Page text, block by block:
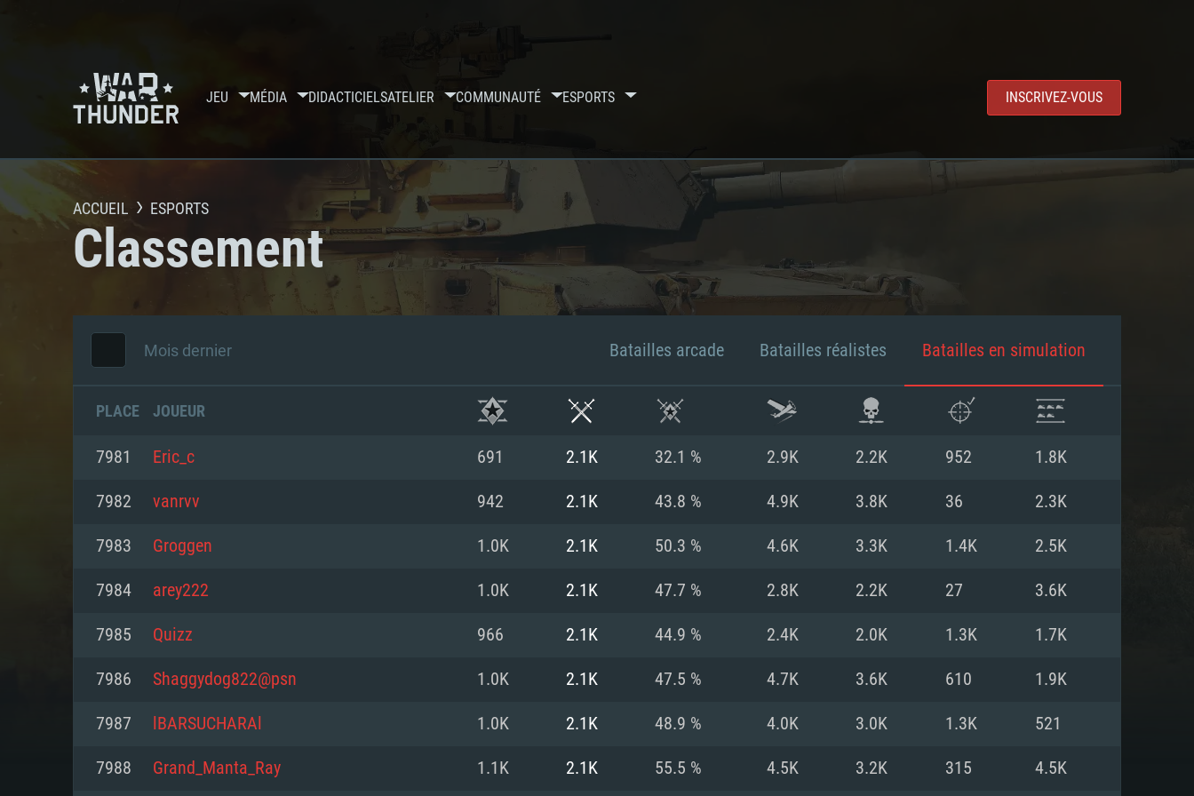
JEU MÉDIA DIDACTICIELSATELIER COMMUNAUTÉ ESPORTS INSCRIVEZ-VOUS
CONFIGURATION SYSTÈME REQUISE
ACCUEIL ESPORTS
Classement
Mois dernier Batailles arcade Batailles réalistes Batailles en simulation
PLACE JOUEUR
7981 Eric_c 691 2.1K 32.1 % 2.9K 2.2K 952 1.8K
7982 vanrvv 942 2.1K 43.8 % 4.9K 3.8K 36 2.3K
7983 Groggen 1.0K 2.1K 50.3 % 4.6K 3.3K 1.4K 2.5K
7984 arey222 1.0K 2.1K 47.7 % 2.8K 2.2K 27 3.6K
7985 Quizz 966 2.1K 44.9 % 2.4K 2.0K 1.3K 1.7K
7986 Shaggydog822@psn 1.0K 2.1K 47.5 % 4.7K 3.6K 610 1.9K
7987 lBARSUCHARAl 1.0K 2.1K 48.9 % 4.0K 3.0K 1.3K 521
7988 Grand_Manta_Ray 1.1K 2.1K 55.5 % 4.5K 3.2K 315 4.5K